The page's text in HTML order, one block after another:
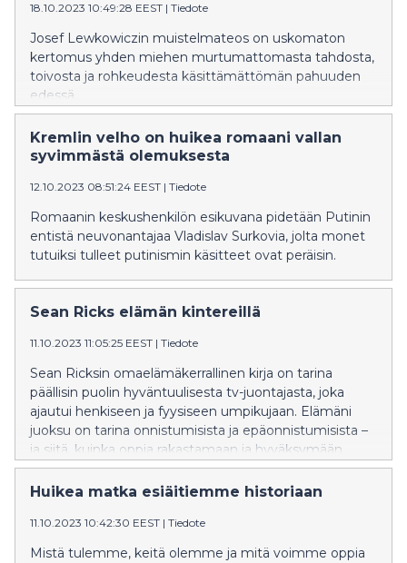
18.10.2023 10:49:28 EEST | Tiedote
Josef Lewkowiczin muistelmateos on uskomaton
kertomus yhden miehen murtumattomasta tahdosta,
toivosta ja rohkeudesta käsittämättömän pahuuden
edessä.
Kremlin velho on huikea romaani vallan
syvimmästä olemuksesta
12.10.2023 08:51:24 EEST | Tiedote
Romaanin keskushenkilön esikuvana pidetään Putinin
entistä neuvonantajaa Vladislav Surkovia, jolta monet
tutuiksi tulleet putinismin käsitteet ovat peräisin.
Sean Ricks elämän kintereillä
11.10.2023 11:05:25 EEST | Tiedote
Sean Ricksin omaelämäkerrallinen kirja on tarina
päällisin puolin hyväntuulisesta tv-juontajasta, joka
ajautui henkiseen ja fyysiseen umpikujaan. Elämäni
juoksu on tarina onnistumisista ja epäonnistumisista –
ja siitä, kuinka oppia rakastamaan ja hyväksymään
itsensä.
Huikea matka esiäitiemme historiaan
11.10.2023 10:42:30 EEST | Tiedote
Mistä tulemme, keitä olemme ja mitä voimme oppia